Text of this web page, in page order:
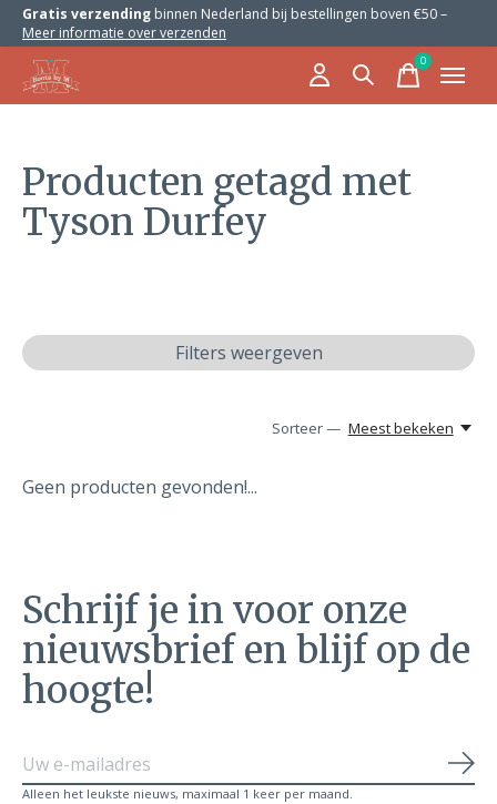
Gratis verzending binnen Nederland bij bestellingen boven €50 –
Meer informatie over verzenden
0items
Producten getagd met
Tyson Durfey
Filters weergeven
Sorteer — Meest bekeken
Geen producten gevonden!...
Schrijf je in voor onze
nieuwsbrief en blijf op de
hoogte!
Alleen het leukste nieuws, maximaal 1 keer per maand.